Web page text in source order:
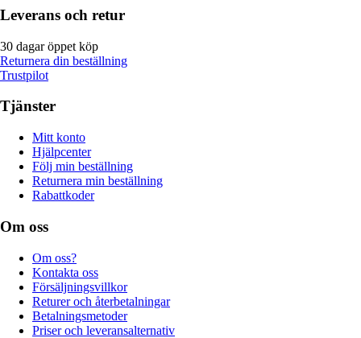
Leverans och retur
30 dagar öppet köp
Returnera din beställning
Trustpilot
Tjänster
Mitt konto
Hjälpcenter
Följ min beställning
Returnera min beställning
Rabattkoder
Om oss
Om oss?
Kontakta oss
Försäljningsvillkor
Returer och återbetalningar
Betalningsmetoder
Priser och leveransalternativ